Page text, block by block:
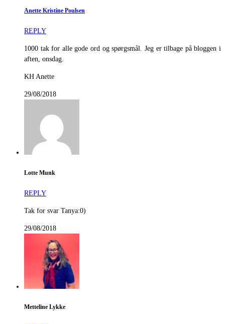
Anette Kristine Poulsen
REPLY
1000 tak for alle gode ord og spørgsmål. Jeg er tilbage på bloggen i
aften, onsdag.
KH Anette
29/08/2018
Lotte Munk
REPLY
Tak for svar Tanya:0)
29/08/2018
Metteline Lykke